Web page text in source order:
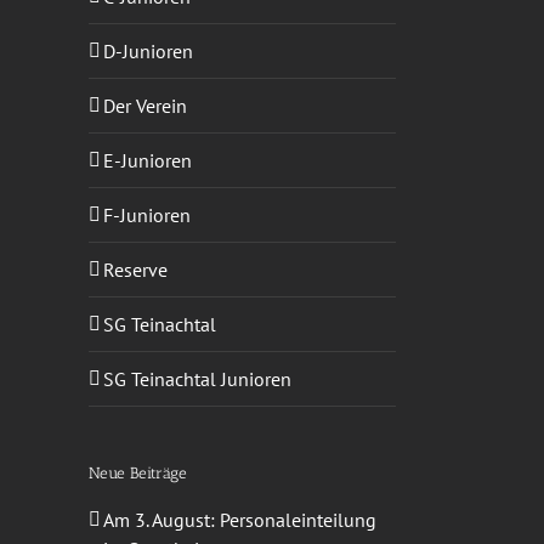
D-Junioren
Der Verein
E-Junioren
F-Junioren
Reserve
SG Teinachtal
SG Teinachtal Junioren
Neue Beiträge
Am 3. August: Personaleinteilung